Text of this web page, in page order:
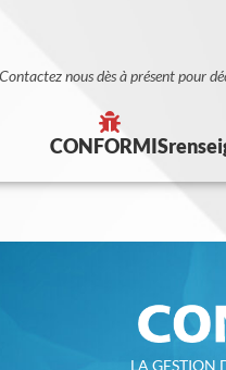
Contactez nous dès à présent pour
CONFORMIS
LA GESTION